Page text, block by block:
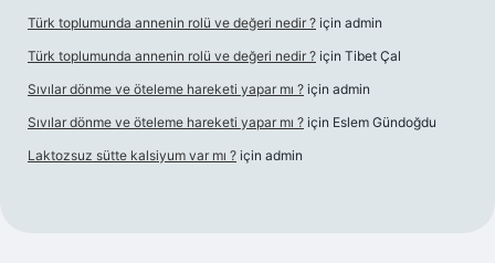
Türk toplumunda annenin rolü ve değeri nedir ? için admin
Türk toplumunda annenin rolü ve değeri nedir ? için Tibet Çal
Sıvılar dönme ve öteleme hareketi yapar mı ? için admin
Sıvılar dönme ve öteleme hareketi yapar mı ? için Eslem Gündoğdu
Laktozsuz sütte kalsiyum var mı ? için admin